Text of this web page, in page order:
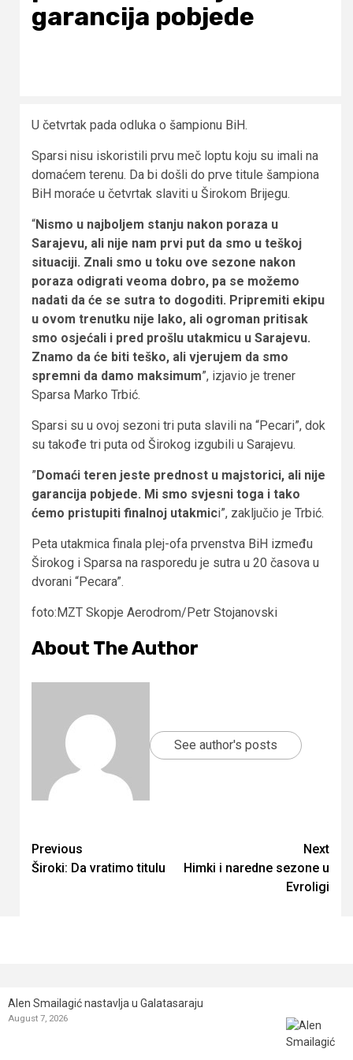
garancija pobjede
U četvrtak pada odluka o šampionu BiH.
Sparsi nisu iskoristili prvu meč loptu koju su imali na
domaćem terenu. Da bi došli do prve titule šampiona
BiH moraće u četvrtak slaviti u Širokom Brijegu.
“Nismo u najboljem stanju nakon poraza u
Sarajevu, ali nije nam prvi put da smo u teškoj
situaciji. Znali smo u toku ove sezone nakon
poraza odigrati veoma dobro, pa se možemo
nadati da će se sutra to dogoditi. Pripremiti ekipu
u ovom trenutku nije lako, ali ogroman pritisak
smo osjećali i pred prošlu utakmicu u Sarajevu.
Znamo da će biti teško, ali vjerujem da smo
spremni da damo maksimum”, izjavio je trener
Sparsa Marko Trbić.
Sparsi su u ovoj sezoni tri puta slavili na “Pecari”, dok
su takođe tri puta od Širokog izgubili u Sarajevu.
”Domaći teren jeste prednost u majstorici, ali nije
garancija pobjede. Mi smo svjesni toga i tako
ćemo pristupiti finalnoj utakmici”, zaključio je Trbić.
Peta utakmica finala plej-ofa prvenstva BiH između
Širokog i Sparsa na rasporedu je sutra u 20 časova u
dvorani “Pecara”.
foto:MZT Skopje Aerodrom/Petr Stojanovski
About The Author
See author's posts
Continue
Reading
Previous
Široki: Da vratimo titulu
Next
Himki i naredne sezone u
Evroligi
Alen Smailagić nastavlja u Galatasaraju
August 7, 2026